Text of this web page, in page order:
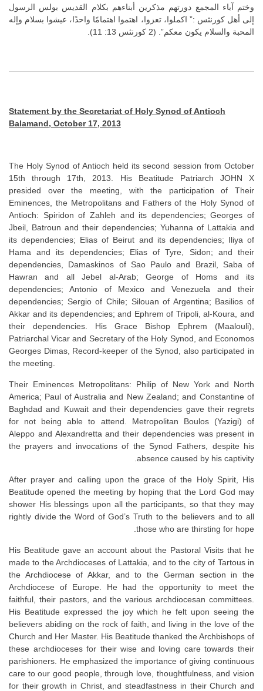
وختم آباء المجمع دورتهم مذكرين أبناءهم بكلام القديس بولس الرسول
إلى أهل كورنثس :” اكملوا، تعزوا، اهتموا اهتمامًا واحدًا، عيشوا بسلام وإله
المحبة والسلام يكون معكم”. (2 كورنثس 13: 11).
Statement by the Secretariat of Holy Synod of Antioch
Balamand, October 17, 2013
The Holy Synod of Antioch held its second session from October
15th through 17th, 2013. His Beatitude Patriarch JOHN X
presided over the meeting, with the participation of Their
Eminences, the Metropolitans and Fathers of the Holy Synod of
Antioch: Spiridon of Zahleh and its dependencies; Georges of
Jbeil, Batroun and their dependencies; Yuhanna of Lattakia and
its dependencies; Elias of Beirut and its dependencies; Iliya of
Hama and its dependencies; Elias of Tyre, Sidon; and their
dependencies, Damaskinos of Sao Paulo and Brazil, Saba of
Hawran and all Jebel al-Arab; George of Homs and its
dependencies; Antonio of Mexico and Venezuela and their
dependencies; Sergio of Chile; Silouan of Argentina; Basilios of
Akkar and its dependencies; and Ephrem of Tripoli, al-Koura, and
their dependencies. His Grace Bishop Ephrem (Maalouli),
Patriarchal Vicar and Secretary of the Holy Synod, and Economos
Georges Dimas, Record-keeper of the Synod, also participated in
the meeting.
Their Eminences Metropolitans: Philip of New York and North
America; Paul of Australia and New Zealand; and Constantine of
Baghdad and Kuwait and their dependencies gave their regrets
for not being able to attend. Metropolitan Boulos (Yazigi) of
Aleppo and Alexandretta and their dependencies was present in
the prayers and invocations of the Synod Fathers, despite his
absence caused by his captivity.
After prayer and calling upon the grace of the Holy Spirit, His
Beatitude opened the meeting by hoping that the Lord God may
shower His blessings upon all the participants, so that they may
rightly divide the Word of God’s Truth to the believers and to all
those who are thirsting for hope.
His Beatitude gave an account about the Pastoral Visits that he
made to the Archdioceses of Lattakia, and to the city of Tartous in
the Archdiocese of Akkar, and to the German section in the
Archdiocese of Europe. He had the opportunity to meet the
faithful, their pastors, and the various archdiocesan committees.
His Beatitude expressed the joy which he felt upon seeing the
believers abiding on the rock of faith, and living in the love of the
Church and Her Master. His Beatitude thanked the Archbishops of
these archdioceses for their wise and loving care towards their
parishioners. He emphasized the importance of giving continuous
care to our good people, through love, thoughtfulness, and vision
for their growth in Christ, and steadfastness in their Church and